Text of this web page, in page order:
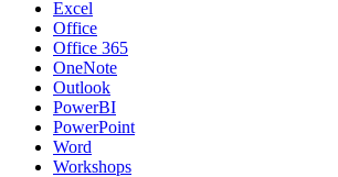
Excel
Office
Office 365
OneNote
Outlook
PowerBI
PowerPoint
Word
Workshops